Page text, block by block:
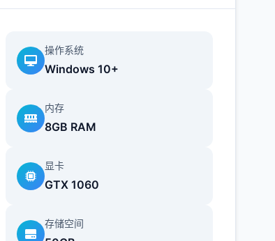
操作系统
Windows 10+
内存
8GB RAM
显卡
GTX 1060
存储空间